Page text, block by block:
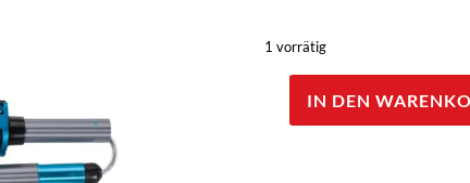
1 vorrätig
Komperdell
IN DEN